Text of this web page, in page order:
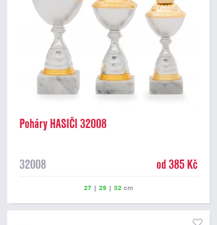
Poháry HASIČI 32008
32008 od 385 Kč
27 | 29 | 32 cm